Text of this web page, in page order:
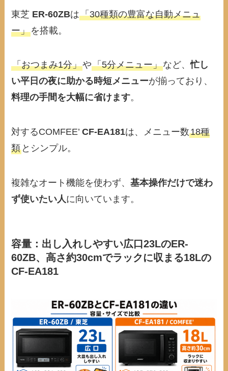
東芝 ER-60ZBは「30種類の豊富な自動メニュ
ー」を搭載。
「おつまみ1分」や「5分メニュー」など、忙し
い平日の夜に助かる時短メニューが揃っており、
料理の手間を大幅に省けます。
対するCOMFEE’CF-EA181は、メニュー数18種
類 とシンプル。
複雑なオート機能を使わず、基本操作だけで迷わ
ず使いたい人に向いています。
容量：出し入れしやすい広口23LのER-
60ZB、高さ約30cmでラックに収まる18Lの
CF-EA181